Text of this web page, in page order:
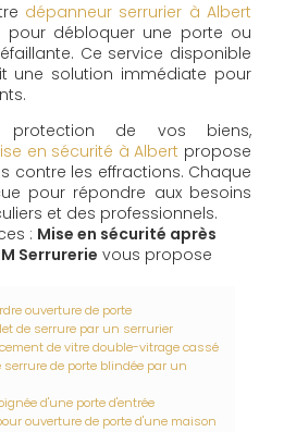
dépanneur serrurier à Albert
pour débloquer une porte ou
Ce service disponible
une solution immédiate pour
protection de vos biens,
en sécurité à Albert propose
contre les effractions. Chaque
pour répondre aux besoins
et des professionnels.
: Mise en sécurité après
Serrurerie vous propose
ouverture de porte
de serrure par un serrurier
de vitre double-vitrage cassé
de porte blindée par un
d'une porte d'entrée
ouverture de porte d'une maison